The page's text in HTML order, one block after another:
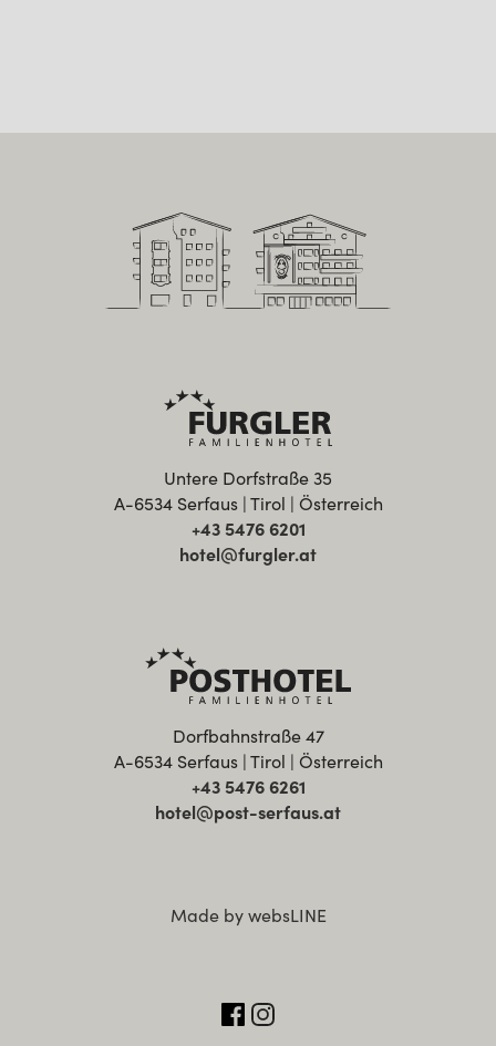
Untere Dorfstraße 35
A-6534 Serfaus | Tirol | Österreich
+43 5476 6201
hotel@furgler.at
Made by websLINE
Dorfbahnstraße 47
A-6534 Serfaus | Tirol | Österreich
+43 5476 6261
hotel@post-serfaus.at